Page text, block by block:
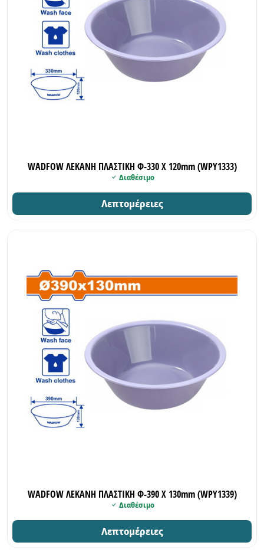
WADFOW ΛΕΚΑΝΗ ΠΛΑΣΤΙΚΗ Φ-330 Χ 120mm (WPY1333)
Διαθέσιμο
Λεπτομέρειες
WADFOW ΛΕΚΑΝΗ ΠΛΑΣΤΙΚΗ Φ-390 Χ 130mm (WPY1339)
Διαθέσιμο
Λεπτομέρειες